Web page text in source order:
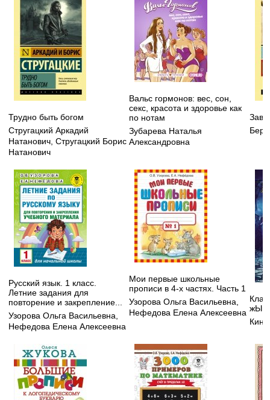
Трудно быть богом
Стругацкий Аркадий
Натанович Стругацкий Борис
Натанович
Вальс гормонов: вес, сон,
секс, красота и здоровье как
по нотам
Зубарева Наталья
Александровна
Русский язык. 1 класс.
Летние задания для
повторение и закрепление...
Узорова Ольга Васильевна
Нефедова Елена Алексеевна
Мои первые школьные
прописи в 4-х частях. Часть 1
Узорова Ольга Васильевна
Нефедова Елена Алексеевна